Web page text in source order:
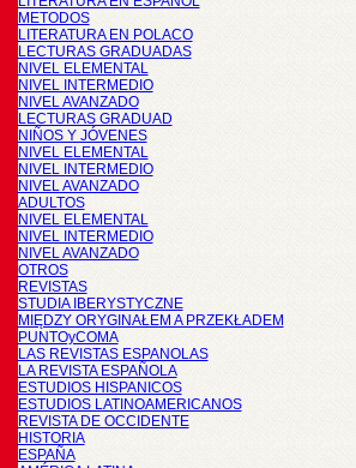
METODOS
LITERATURA EN POLACO
LECTURAS GRADUADAS
NIVEL ELEMENTAL
NIVEL INTERMEDIO
NIVEL AVANZADO
LECTURAS GRADUAD
NIÑOS Y JÓVENES
NIVEL ELEMENTAL
NIVEL INTERMEDIO
NIVEL AVANZADO
ADULTOS
NIVEL ELEMENTAL
NIVEL INTERMEDIO
NIVEL AVANZADO
OTROS
REVISTAS
STUDIA IBERYSTYCZNE
MIĘDZY ORYGINAŁEM A PRZEKŁADEM
PUNTOyCOMA
LAS REVISTAS ESPANOLAS
LA REVISTA ESPAÑOLA
ESTUDIOS HISPANICOS
ESTUDIOS LATINOAMERICANOS
REVISTA DE OCCIDENTE
HISTORIA
ESPAÑA